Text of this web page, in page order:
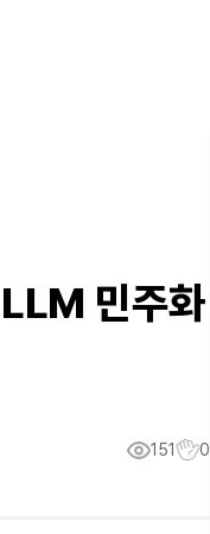
민주화
151 0